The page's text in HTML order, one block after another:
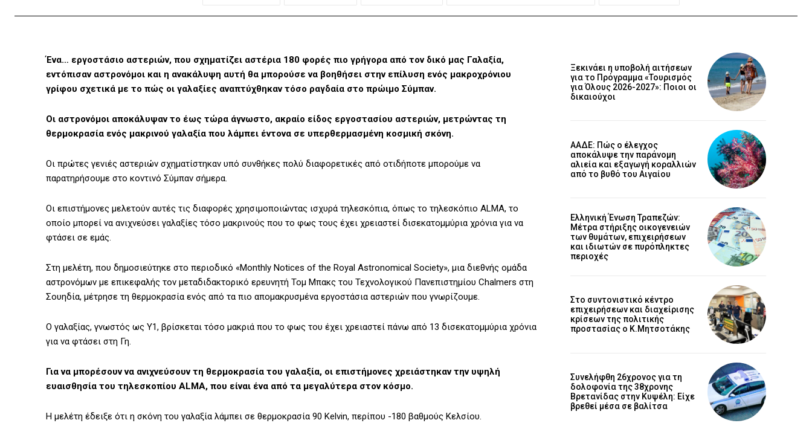
Ένα… εργοστάσιο αστεριών, που σχηματίζει αστέρια 180 φορές πιο γρήγορα από τον δικό μας Γαλαξία,
εντόπισαν αστρονόμοι και η ανακάλυψη αυτή θα μπορούσε να βοηθήσει στην επίλυση ενός μακροχρόνιου
γρίφου σχετικά με το πώς οι γαλαξίες αναπτύχθηκαν τόσο ραγδαία στο πρώιμο Σύμπαν.
Οι αστρονόμοι αποκάλυψαν το έως τώρα άγνωστο, ακραίο είδος εργοστασίου αστεριών, μετρώντας τη
θερμοκρασία ενός μακρινού γαλαξία που λάμπει έντονα σε υπερθερμασμένη κοσμική σκόνη.
Οι πρώτες γενιές αστεριών σχηματίστηκαν υπό συνθήκες πολύ διαφορετικές από οτιδήποτε μπορούμε να
παρατηρήσουμε στο κοντινό Σύμπαν σήμερα.
Οι επιστήμονες μελετούν αυτές τις διαφορές χρησιμοποιώντας ισχυρά τηλεσκόπια, όπως το τηλεσκόπιο ALMA, το
οποίο μπορεί να ανιχνεύσει γαλαξίες τόσο μακρινούς που το φως τους έχει χρειαστεί δισεκατομμύρια χρόνια για να
φτάσει σε εμάς.
Στη μελέτη, που δημοσιεύτηκε στο περιοδικό «Monthly Notices of the Royal Astronomical Society», μια διεθνής ομάδα
αστρονόμων με επικεφαλής τον μεταδιδακτορικό ερευνητή Τομ Μπακς του Τεχνολογικού Πανεπιστημίου Chalmers στη
Σουηδία, μέτρησε τη θερμοκρασία ενός από τα πιο απομακρυσμένα εργοστάσια αστεριών που γνωρίζουμε.
Ο γαλαξίας, γνωστός ως Y1, βρίσκεται τόσο μακριά που το φως του έχει χρειαστεί πάνω από 13 δισεκατομμύρια χρόνια
για να φτάσει στη Γη.
Για να μπορέσουν να ανιχνεύσουν τη θερμοκρασία του γαλαξία, οι επιστήμονες χρειάστηκαν την υψηλή
ευαισθησία του τηλεσκοπίου ALMA, που είναι ένα από τα μεγαλύτερα στον κόσμο.
Η μελέτη έδειξε ότι η σκόνη του γαλαξία λάμπει σε θερμοκρασία 90 Kelvin, περίπου -180 βαθμούς Κελσίου.
Ξεκινάει η υποβολή αιτήσεων
για το Πρόγραμμα «Τουρισμός
για Όλους 2026-2027»: Ποιοι οι
δικαιούχοι
ΑΑΔΕ: Πώς ο έλεγχος
αποκάλυψε την παράνομη
αλιεία και εξαγωγή κοραλλιών
από το βυθό του Αιγαίου
Ελληνική Ένωση Τραπεζών:
Μέτρα στήριξης οικογενειών
των θυμάτων, επιχειρήσεων
και ιδιωτών σε πυρόπληκτες
περιοχές
Στο συντονιστικό κέντρο
επιχειρήσεων και διαχείρισης
κρίσεων της πολιτικής
προστασίας ο Κ.Μητσοτάκης
Συνελήφθη 26χρονος για τη
δολοφονία της 38χρονης
Βρετανίδας στην Κυψέλη: Είχε
βρεθεί μέσα σε βαλίτσα